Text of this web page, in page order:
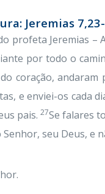
Jeremias
profeta Jeremias –
por todo o
do coração,
e enviei-os cada
pais. 27Se falares
seu Deus, e